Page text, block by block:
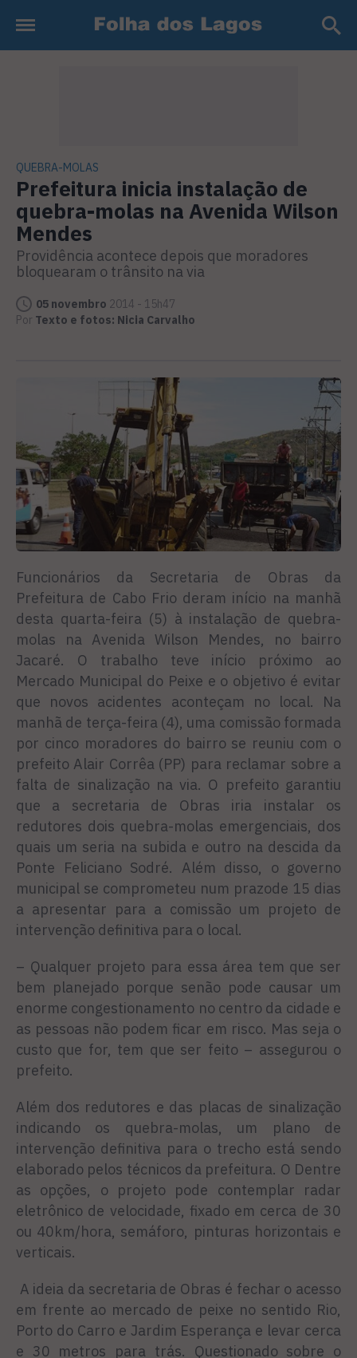
QUEBRA-MOLAS
Prefeitura inicia instalação de
quebra-molas na Avenida Wilson
Mendes
Providência acontece depois que moradores
bloquearam o trânsito na via
05 novembro 2014 - 15h47
Por Texto e fotos: Nicia Carvalho
Funcionários da Secretaria de Obras da
Prefeitura de Cabo Frio deram início na manhã
desta quarta-feira (5) à instalação de quebra-
molas na Avenida Wilson Mendes, no bairro
Jacaré. O trabalho teve início próximo ao
Mercado Municipal do Peixe e o objetivo é evitar
que novos acidentes aconteçam no local. Na
manhã de terça-feira (4), uma comissão formada
por cinco moradores do bairro se reuniu com o
prefeito Alair Corrêa (PP) para reclamar sobre a
falta de sinalização na via. O prefeito garantiu
que a secretaria de Obras iria instalar os
redutores dois quebra-molas emergenciais, dos
quais um seria na subida e outro na descida da
Ponte Feliciano Sodré. Além disso, o governo
municipal se comprometeu num prazode 15 dias
a apresentar para a comissão um projeto de
intervenção definitiva para o local.
– Qualquer projeto para essa área tem que ser
bem planejado porque senão pode causar um
enorme congestionamento no centro da cidade e
as pessoas não podem ficar em risco. Mas seja o
custo que for, tem que ser feito – assegurou o
prefeito.
Além dos redutores e das placas de sinalização
indicando os quebra-molas, um plano de
intervenção definitiva para o trecho está sendo
elaborado pelos técnicos da prefeitura. O Dentre
as opções, o projeto pode contemplar radar
eletrônico de velocidade, fixado em cerca de 30
ou 40km/hora, semáforo, pinturas horizontais e
verticais.
A ideia da secretaria de Obras é fechar o acesso
em frente ao mercado de peixe no sentido Rio,
Porto do Carro e Jardim Esperança e levar cerca
e 30 metros para trás. Questionado sobre o